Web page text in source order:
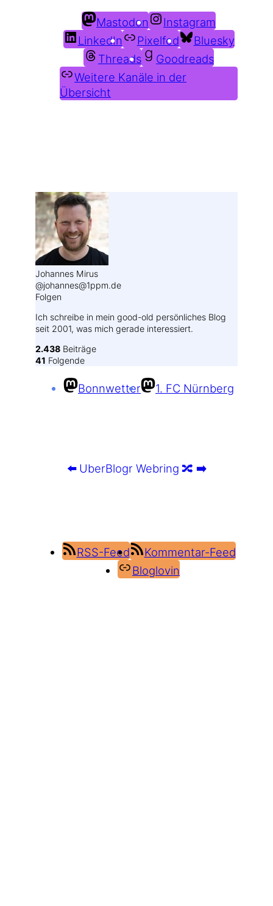
Mastodon
Instagram
LinkedIn
Pixelfed
Bluesky
Threads
Goodreads
Weitere Kanäle in der
Übersicht
Johannes Mirus
@johannes@1ppm.de
Folgen
Ich schreibe in mein good-old persönliches Blog
seit 2001, was mich gerade interessiert.
2.438 Beiträge
41 Folgende
Bonnwetter 1. FC Nürnberg
⬅️ UberBlogr Webring 🔀 ➡️
RSS-Feed
Kommentar-Feed
Bloglovin